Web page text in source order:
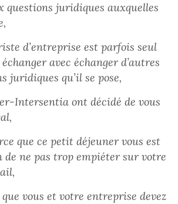
questions juridiques auxquelles
d’entreprise est parfois seul
avec échanger d’autres
juridiques qu’il se pose,
Intersentia ont décidé de vous
que ce petit déjeuner vous est
de ne pas trop empiéter sur votre
vous et votre entreprise devez